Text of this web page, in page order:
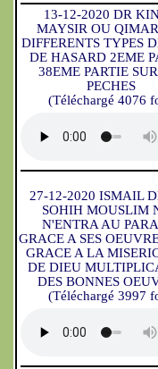
13-12-2020 DR
MAYSIR OU
DIFFERENTS TYPES
DE HASARD 2EME
38EME PARTIE
PECHES
(Téléchargé 4076
27-12-2020 ISMAIL
SOHIH MOUSLIM
N'ENTRA AU
GRACE A SES
GRACE A LA
DE DIEU
DES BONNES
(Téléchargé 3997